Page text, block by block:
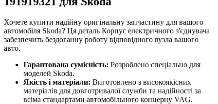
Хочете купити надійну оригінальну запчастину для вашого
автомобіля Skoda? Ця деталь Корпус електричного з'єднувача
забезпечить бездоганну роботу відповідного вузла вашого
авто.
Гарантована сумісність: Розроблено спеціально для
моделей Skoda.
Якість і матеріали: Виготовлено з високоякісних
матеріалів для довготривалої служби та надійності за
всіма стандартами автомобільного концерну VAG.